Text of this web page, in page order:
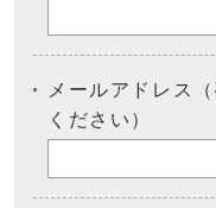
メールアドレス
ください）